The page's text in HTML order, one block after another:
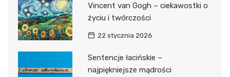
Vincent van Gogh – ciekawostki o
życiu i twórczości
22 stycznia 2026
Sentencje łacińskie –
najpiękniejsze mądrości